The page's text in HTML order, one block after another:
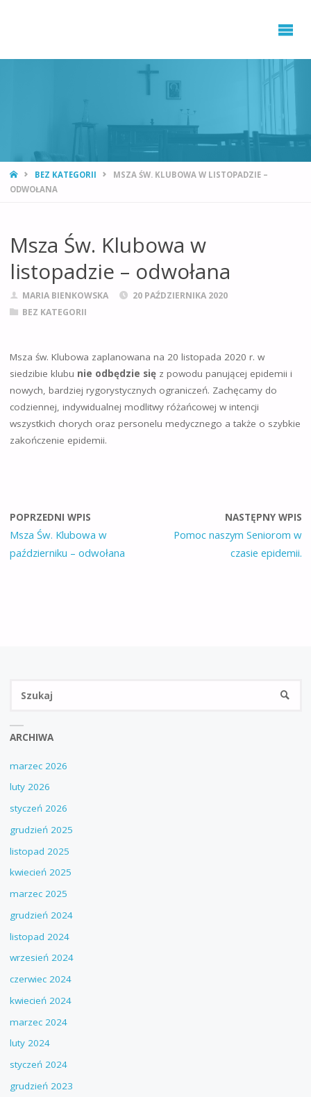
STRONA
GŁÓWNA
BEZ KATEGORII
MSZA ŚW. KLUBOWA W LISTOPADZIE –
ODWOŁANA
Msza Św. Klubowa w
listopadzie – odwołana
MARIA BIENKOWSKA
20 PAŹDZIERNIKA 2020
BEZ KATEGORII
Msza św. Klubowa zaplanowana na 20 listopada 2020 r. w
siedzibie klubu nie odbędzie sięz powodu panującej epidemii i
nowych, bardziej rygorystycznych ograniczeń. Zachęcamy do
codziennej, indywidualnej modlitwy różańcowej w intencji
wszystkich chorych oraz personelu medycznego a także o szybkie
zakończenie epidemii.
POPRZEDNI WPIS
Msza Św. Klubowa w
październiku – odwołana
NASTĘPNY WPIS
Pomoc naszym Seniorom w
czasie epidemii.
ARCHIWA
marzec 2026
luty 2026
styczeń 2026
grudzień 2025
listopad 2025
kwiecień 2025
marzec 2025
grudzień 2024
listopad 2024
wrzesień 2024
czerwiec 2024
kwiecień 2024
marzec 2024
luty 2024
styczeń 2024
grudzień 2023